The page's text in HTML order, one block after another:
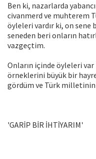
Ben ki, nazarlarda
civanmerd ve muhterem
öyleleri vardır ki, on
seneden beri onların
vazgeçtim.
Onların içinde öyleleri
örneklerini büyük bir
gördüm ve Türk milletinin
'GARİP BİR İHTİYARIM'